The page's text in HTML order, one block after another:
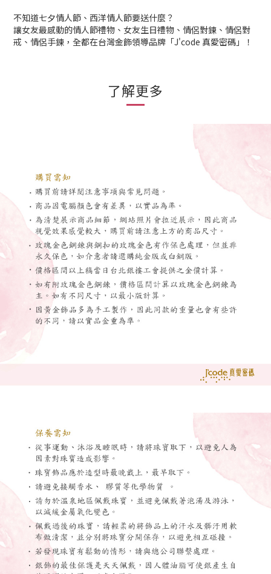
不知道七夕情人節、西洋情人節要送什麼？
讓女友最感動的情人節禮物、女友生日禮物、情侶對鍊、情侶對
戒、情侶手鍊，全都在台灣金飾領導品牌「J'code 真愛密碼」！
了解更多